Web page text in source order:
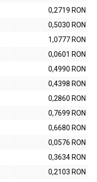
0,2719 RON
0,5030 RON
1,0777 RON
0,0601 RON
0,4990 RON
0,4398 RON
0,2860 RON
0,7699 RON
0,6680 RON
0,0576 RON
0,3634 RON
0,2103 RON